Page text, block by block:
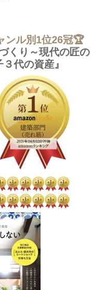
ンル別1位26冠🏆
くり～現代の匠の
代の資産』